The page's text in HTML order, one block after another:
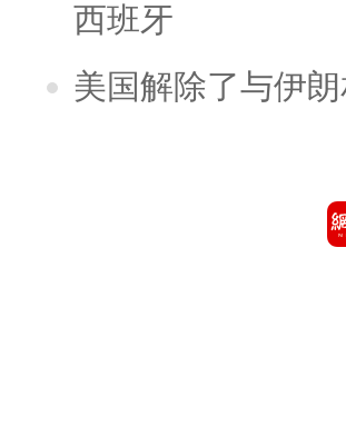
西班牙
美国解除了与伊